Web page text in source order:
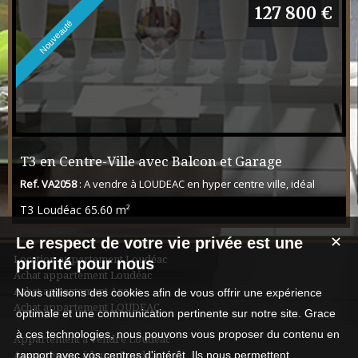
Nouveauté
T3 en Centre-Ville avec Balcon et Garage
Ref. VA2058: A vendre à LOUDEAC en hyper centre ville, idéal
premier achat ou investissement locatif ! Découvrez ce bel
appartement de 65 m², idéalement situé au sein d'une résidence
sécurisée par badge et digicode. Niché au 1er étage, ce bien
offre un cadre de vie pratique où tout est accessible à pied
(commerces, services et transports). Les espaces de vie : Un
séjour lumineux : La pièce de vi...
T3 Loudéac 65.60 m²
127 800 €
Location appartement Loudéac
Achat appartement Loudéac
Achat appartement Arzon
Achat appartement LOUDEAC
Appartement à vendre Loudéac
Appartement à louer Loudéac
✕
Le respect de votre vie privée est une
priorité pour nous
Nous utilisons des cookies afin de vous offrir une expérience
optimale et une communication pertinente sur notre site. Grace
à ces technologies, nous pouvons vous proposer du contenu en
rapport avec vos centres d'intérêt. Ils nous permettent